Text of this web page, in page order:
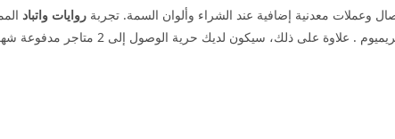
روايات واتباد
الإعلانات. عند اختيار خطة واتباد بريميوم ستحصل على جميع المزايا المضمنة في واتباد